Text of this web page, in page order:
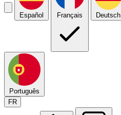
Español Français Deutsch
Português
FR